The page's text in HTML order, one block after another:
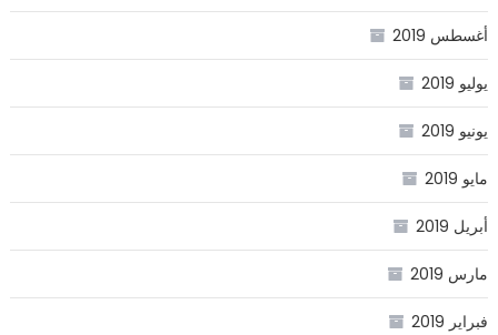
أغسطس 2019
يوليو 2019
يونيو 2019
مايو 2019
أبريل 2019
مارس 2019
فبراير 2019